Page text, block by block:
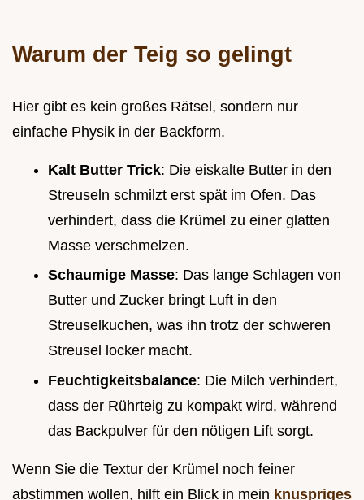
Warum der Teig so gelingt
Hier gibt es kein großes Rätsel, sondern nur
einfache Physik in der Backform.
Kalt Butter Trick: Die eiskalte Butter in den
Streuseln schmilzt erst spät im Ofen. Das
verhindert, dass die Krümel zu einer glatten
Masse verschmelzen.
Schaumige Masse: Das lange Schlagen von
Butter und Zucker bringt Luft in den
Streuselkuchen, was ihn trotz der schweren
Streusel locker macht.
Feuchtigkeitsbalance: Die Milch verhindert,
dass der Rührteig zu kompakt wird, während
das Backpulver für den nötigen Lift sorgt.
Wenn Sie die Textur der Krümel noch feiner
abstimmen wollen, hilft ein Blick in mein knuspriges